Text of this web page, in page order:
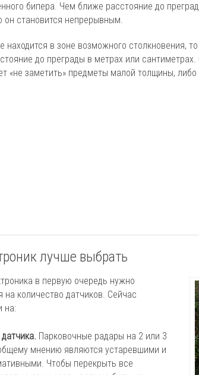
бипера. Чем ближе расстояние до
он становится непрерывным.
находится в зоне возможного столкновения,
до преграды в метрах или
«не заметить» предметы малой толщины,
лучше выбрать
в первую очередь нужно
на количество датчиков. Сейчас
на:
Парковочные радары на 2 или 3
мнению являются устаревшими и
Чтобы перекрыть все